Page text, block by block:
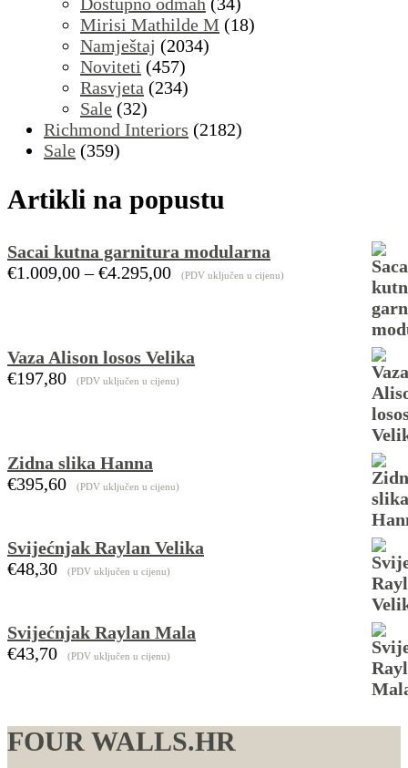
Mirisi Mathilde M (18)
Namještaj (2034)
Noviteti (457)
Rasvjeta (234)
Sale (32)
Richmond Interiors (2182)
Sale (359)
Artikli na popustu
Sacai kutna garnitura modularna
€1.009,00 – €4.295,00 Raspon
do
€4.295,00
(PDV uključen u cijenu)
Vaza Alison losos Velika
€197,80 (PDV uključen u cijenu)
Zidna slika Hanna
€395,60 (PDV uključen u cijenu)
Svijećnjak Raylan Velika
€48,30 (PDV uključen u cijenu)
Svijećnjak Raylan Mala
€43,70 (PDV uključen u cijenu)
FOUR WALLS.HR